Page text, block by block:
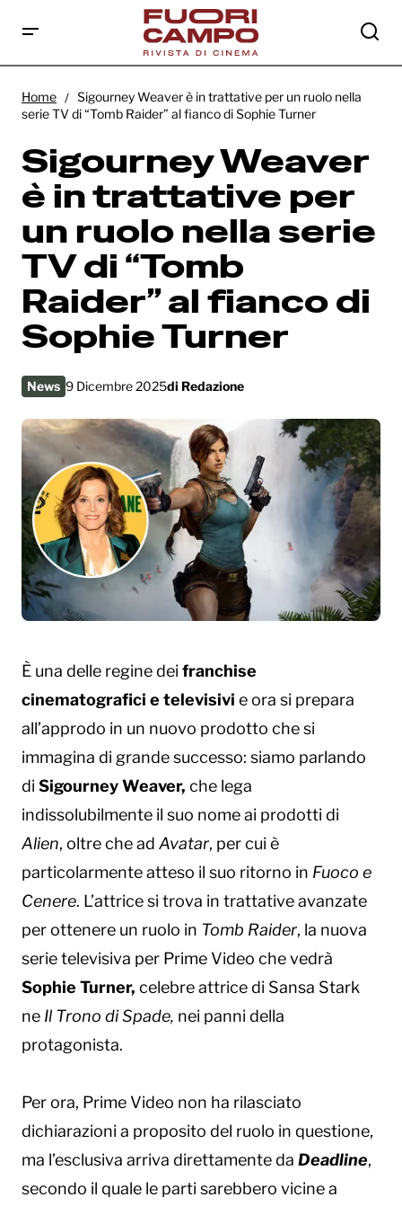
ruolo nella serie TV di “Tomb Raider” al
fianco di Sophie Turner
Home
Sigourney Weaver è in trattative per un ruolo nella
serie TV di “Tomb Raider” al fianco di Sophie Turner
Sigourney Weaver
è in trattative per
un ruolo nella serie
TV di “Tomb
Raider” al fianco di
Sophie Turner
News 9 Dicembre 2025di Redazione
È una delle regine dei franchise
cinematografici e televisivi e ora si prepara
all’approdo in un nuovo prodotto che si
immagina di grande successo: siamo parlando
di Sigourney Weaver, che lega
indissolubilmente il suo nome ai prodotti di
Alien, oltre che ad Avatar, per cui è
particolarmente atteso il suo ritorno in Fuoco e
Cenere. L’attrice si trova in trattative avanzate
per ottenere un ruolo in Tomb Raider, la nuova
serie televisiva per Prime Video che vedrà
Sophie Turner, celebre attrice di Sansa Stark
ne Il Trono di Spade, nei panni della
protagonista.
Per ora, Prime Video non ha rilasciato
dichiarazioni a proposito del ruolo in questione,
ma l’esclusiva arriva direttamente da Deadline,
secondo il quale le parti sarebbero vicine a